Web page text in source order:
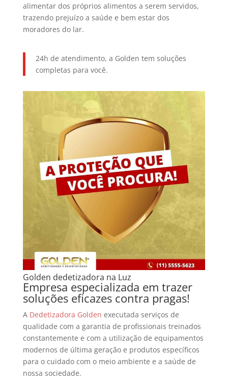
alimentar dos próprios alimentos a serem servidos,
trazendo prejuízo a saúde e bem estar dos
moradores do lar.
24h de atendimento, a Golden tem soluções
completas para você.
Golden dedetizadora na Luz
Empresa especializada em trazer
soluções eficazes contra pragas!
A Dedetizadora Golden executada serviços de
qualidade com a garantia de profissionais treinados
constantemente e com a utilização de equipamentos
modernos de última geração e produtos específicos
para o cuidado com o meio ambiente e a saúde de
nossa sociedade.